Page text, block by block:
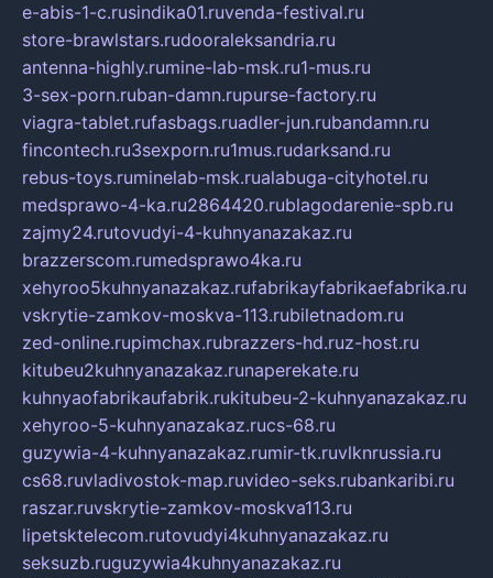
e-abis-1-c.rusindika01.ruvenda-festival.ru
store-brawlstars.rudooraleksandria.ru
antenna-highly.rumine-lab-msk.ru1-mus.ru
3-sex-porn.ruban-damn.rupurse-factory.ru
viagra-tablet.rufasbags.ruadler-jun.rubandamn.ru
fincontech.ru3sexporn.ru1mus.rudarksand.ru
rebus-toys.ruminelab-msk.rualabuga-cityhotel.ru
medsprawo-4-ka.ru2864420.rublagodarenie-spb.ru
zajmy24.rutovudyi-4-kuhnyanazakaz.ru
brazzerscom.rumedsprawo4ka.ru
xehyroo5kuhnyanazakaz.rufabrikayfabrikaefabrika.ru
vskrytie-zamkov-moskva-113.rubiletnadom.ru
zed-online.rupimchax.rubrazzers-hd.ruz-host.ru
kitubeu2kuhnyanazakaz.runaperekate.ru
kuhnyaofabrikaufabrik.rukitubeu-2-kuhnyanazakaz.ru
xehyroo-5-kuhnyanazakaz.rucs-68.ru
guzywia-4-kuhnyanazakaz.rumir-tk.ruvlknrussia.ru
cs68.ruvladivostok-map.ruvideo-seks.rubankaribi.ru
raszar.ruvskrytie-zamkov-moskva113.ru
lipetsktelecom.rutovudyi4kuhnyanazakaz.ru
seksuzb.ruguzywia4kuhnyanazakaz.ru